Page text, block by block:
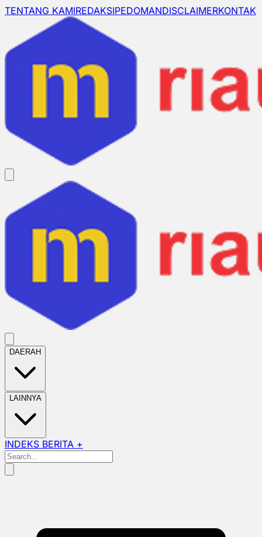
TENTANG KAMIREDAKSIPEDOMANDISCLAIMERKONTAK
DAERAH
LAINNYA
INDEKS BERITA +